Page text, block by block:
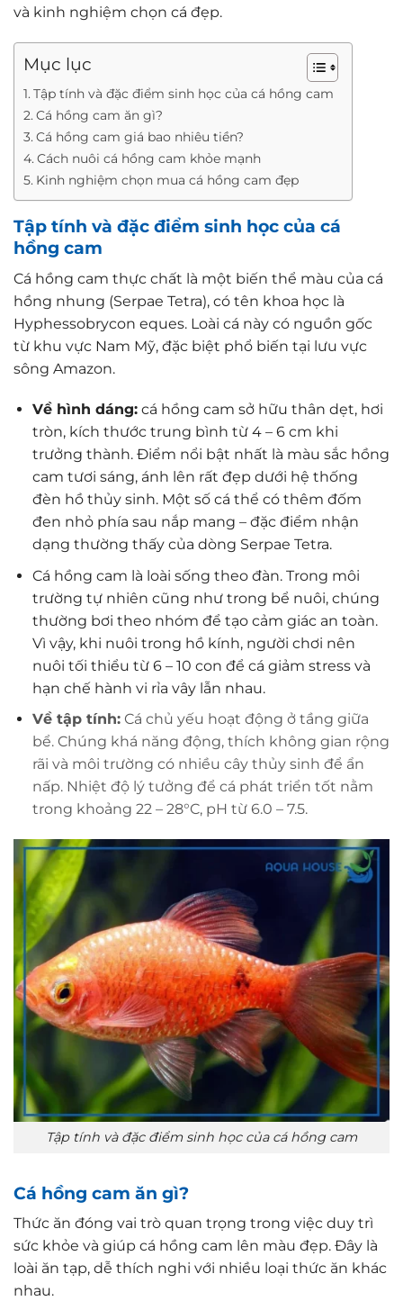
và kinh nghiệm chọn cá đẹp.
Mục lục
Tập tính và đặc điểm sinh học của cá hồng cam
Cá hồng cam ăn gì?
Cá hồng cam giá bao nhiêu tiền?
Cách nuôi cá hồng cam khỏe mạnh
Kinh nghiệm chọn mua cá hồng cam đẹp
Tập tính và đặc điểm sinh học của cá
hồng cam
Cá hồng cam thực chất là một biến thể màu của cá
hồng nhung (Serpae Tetra), có tên khoa học là
Hyphessobrycon eques. Loài cá này có nguồn gốc
từ khu vực Nam Mỹ, đặc biệt phổ biến tại lưu vực
sông Amazon.
Về hình dáng:cá hồng cam sở hữu thân dẹt, hơi
tròn, kích thước trung bình từ 4 – 6 cm khi
trưởng thành. Điểm nổi bật nhất là màu sắc hồng
cam tươi sáng, ánh lên rất đẹp dưới hệ thống
đèn hồ thủy sinh. Một số cá thể có thêm đốm
đen nhỏ phía sau nắp mang – đặc điểm nhận
dạng thường thấy của dòng Serpae Tetra.
Cá hồng cam là loài sống theo đàn. Trong môi
trường tự nhiên cũng như trong bể nuôi, chúng
thường bơi theo nhóm để tạo cảm giác an toàn.
Vì vậy, khi nuôi trong hồ kính, người chơi nên
nuôi tối thiểu từ 6 – 10 con để cá giảm stress và
hạn chế hành vi rỉa vây lẫn nhau.
Về tập tính:Cá chủ yếu hoạt động ở tầng giữa
bể. Chúng khá năng động, thích không gian rộng
rãi và môi trường có nhiều cây thủy sinh để ẩn
nấp. Nhiệt độ lý tưởng để cá phát triển tốt nằm
trong khoảng 22 – 28°C, pH từ 6.0 – 7.5.
Tập tính và đặc điểm sinh học của cá hồng cam
Cá hồng cam ăn gì?
Thức ăn đóng vai trò quan trọng trong việc duy trì
sức khỏe và giúp cá hồng cam lên màu đẹp. Đây là
loài ăn tạp, dễ thích nghi với nhiều loại thức ăn khác
nhau.